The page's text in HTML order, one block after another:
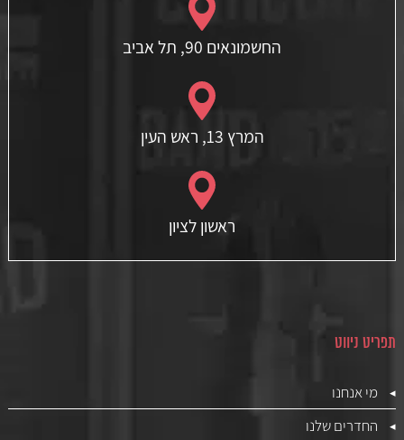
החשמונאים 90, תל אביב
המרץ 13, ראש העין
ראשון לציון
תפריט ניווט
מי אנחנו
החדרים שלנו